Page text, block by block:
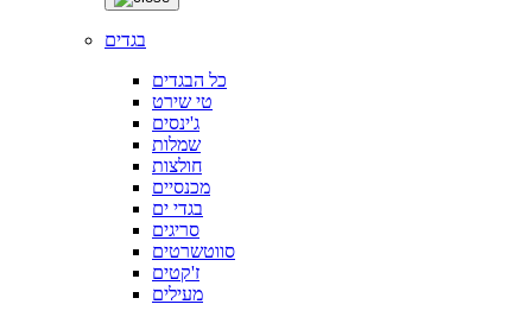
בגדים
כל הבגדים
טי שירט
ג'ינסים
שמלות
חולצות
מכנסיים
בגדי ים
סריגים
סווטשרטים
ז'קטים
מעילים